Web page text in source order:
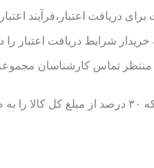
دریافت اعتبار،فرآیند
خریدار شرایط دریافت اعتبار
تماس کارشناسان مجموعه